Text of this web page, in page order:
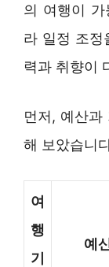
의 여행이
라 일정 조정
력과 취향이
먼저, 예산과
해 보았습니
여
행
기
예